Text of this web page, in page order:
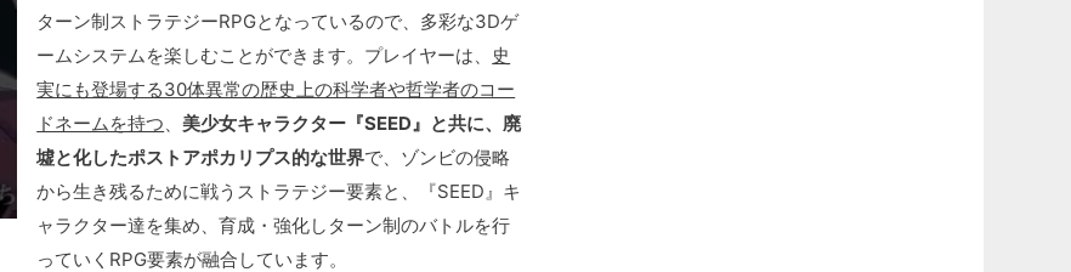
ターン制ストラテジーRPGとなっているので、多彩な3Dゲ
ームシステムを楽しむことができます。プレイヤーは、 史
実にも登場する30体異常の歴史上の科学者や哲学者のコー
ドネームを持つ、美少女キャラクター『SEED』と共に、廃
墟と化したポストアポカリプス的な世界で、ゾンビの侵略
から生き残るために戦うストラテジー要素と、『SEED』キ
ャラクター達を集め、育成・強化しターン制のバトルを行
っていくRPG要素が融合しています。